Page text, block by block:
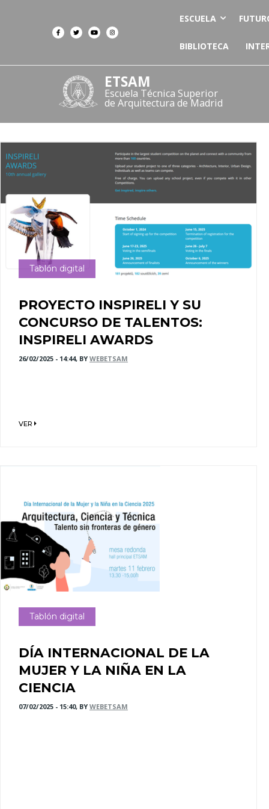
ESCUELA
BIBLIOTECA
ETSAM
Escuela Técnica Superior
de Arquitectura de Madrid
Tablón digital
PROYECTO INSPIRELI Y SU
CONCURSO DE TALENTOS:
INSPIRELI AWARDS
26/02/2025 - 14:44, BY WEBETSAM
VER
Tablón digital
DÍA INTERNACIONAL DE LA
MUJER Y LA NIÑA EN LA
CIENCIA
07/02/2025 - 15:40, BY WEBETSAM